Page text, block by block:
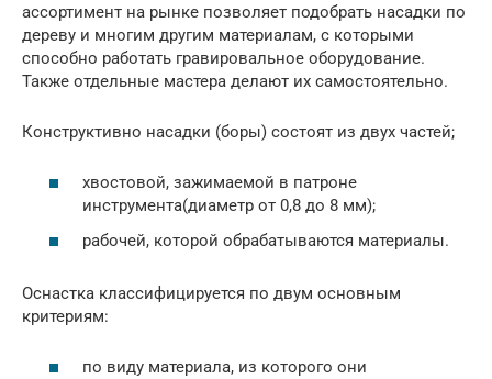
ассортимент на рынке позволяет подобрать насадки по
дереву и многим другим материалам, с которыми
способно работать гравировальное оборудование.
Также отдельные мастера делают их самостоятельно.
Конструктивно насадки (боры) состоят из двух частей;
хвостовой, зажимаемой в патроне
инструмента(диаметр от 0,8 до 8 мм);
рабочей, которой обрабатываются материалы.
Оснастка классифицируется по двум основным
критериям:
по виду материала, из которого они